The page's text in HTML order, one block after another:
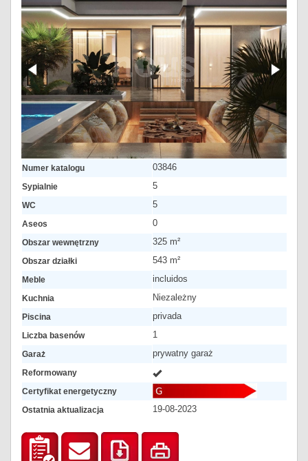
Numer katalogu 03846
Sypialnie 5
WC 5
Aseos 0
Obszar wewnętrzny 325 m²
Obszar działki 543 m²
Meble incluidos
Kuchnia Niezależny
Piscina privada
Liczba basenów 1
Garaż prywatny garaż
Reformowany
Certyfikat energetyczny
Ostatnia aktualizacja 19-08-2023